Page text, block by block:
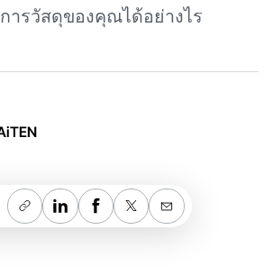
ารวัสดุของคุณได้อย่างไร